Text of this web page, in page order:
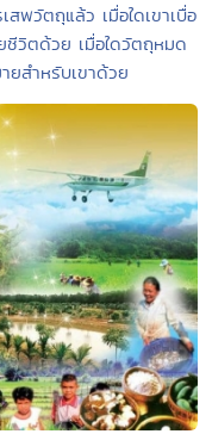
สพวัตถุแล้ว เมื่อใดเขาเบื่อ
ชีวิตด้วย เมื่อใดวัตถุหมด
ยสำหรับเขาด้วย